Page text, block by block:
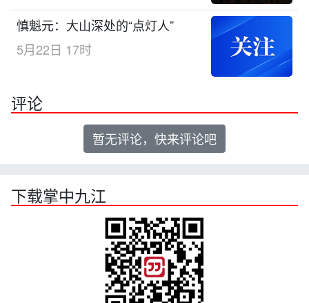
慎魁元：大山深处的“点灯人”
5月22日 17时
评论
暂无评论，快来评论吧
下载掌中九江